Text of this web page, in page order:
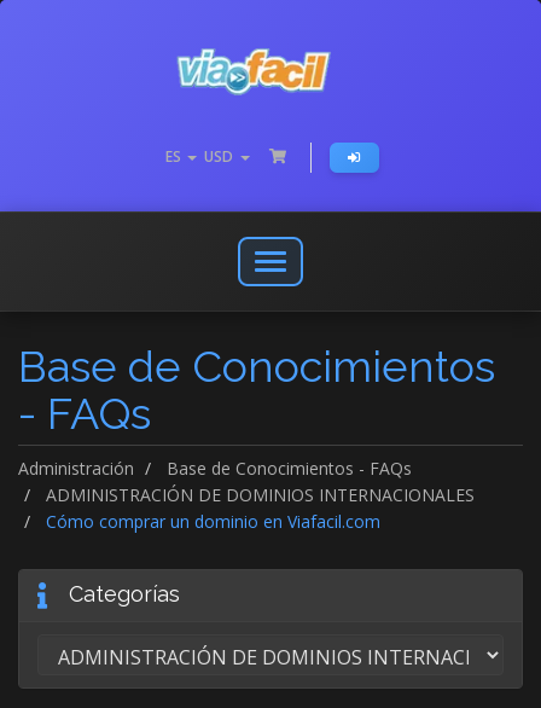
ES USD
Abrir
o
menú
de
Base de Conocimientos
- FAQs
Administración
Base de Conocimientos - FAQs
ADMINISTRACIÓN DE DOMINIOS INTERNACIONALES
Cómo comprar un dominio en Viafacil.com
Categorías